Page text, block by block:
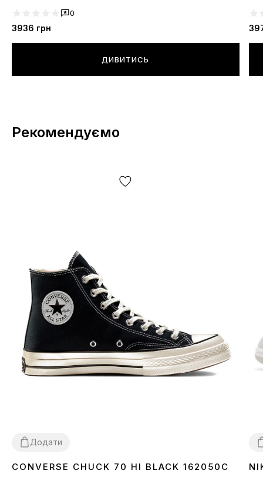
0
3936 грн
ДИВИТИСЬ
Рекомендуємо
Додати
363738 3940 4142 4344
CONVERSE CHUCK 70 HI BLACK 162050C